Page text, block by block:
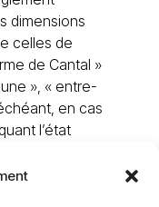
dimensions
celles de
de Cantal »
», « entre-
en cas
l’état